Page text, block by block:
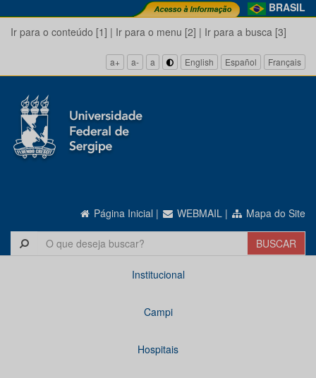
BRASIL
Ir para o conteúdo [1] | Ir para o menu [2] | Ir para a busca [3]
a+ a- a English Español Français
Página Inicial | WEBMAIL | Mapa do Site
Institucional
Campi
Hospitais